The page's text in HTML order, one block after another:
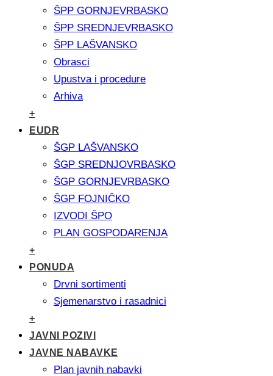
ŠPP GORNJEVRBASKO
ŠPP SREDNJEVRBASKO
ŠPP LAŠVANSKO
Obrasci
Upustva i procedure
Arhiva
+
EUDR
ŠGP LAŠVANSKO
ŠGP SREDNJOVRBASKO
ŠGP GORNJEVRBASKO
ŠGP FOJNIČKO
IZVODI ŠPO
PLAN GOSPODARENJA
+
PONUDA
Drvni sortimenti
Sjemenarstvo i rasadnici
+
JAVNI POZIVI
JAVNE NABAVKE
Plan javnih nabavki